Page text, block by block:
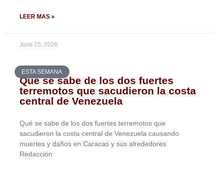
LEER MAS »
June 25, 2026
ESTA SEMANA
Qué se sabe de los dos fuertes
terremotos que sacudieron la costa
central de Venezuela
Qué se sabe de los dos fuertes terremotos que
sacudieron la costa central de Venezuela causando
muertes y daños en Caracas y sus alrededores
Redacción